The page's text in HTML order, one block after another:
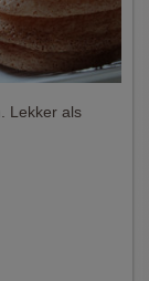
Lekker als